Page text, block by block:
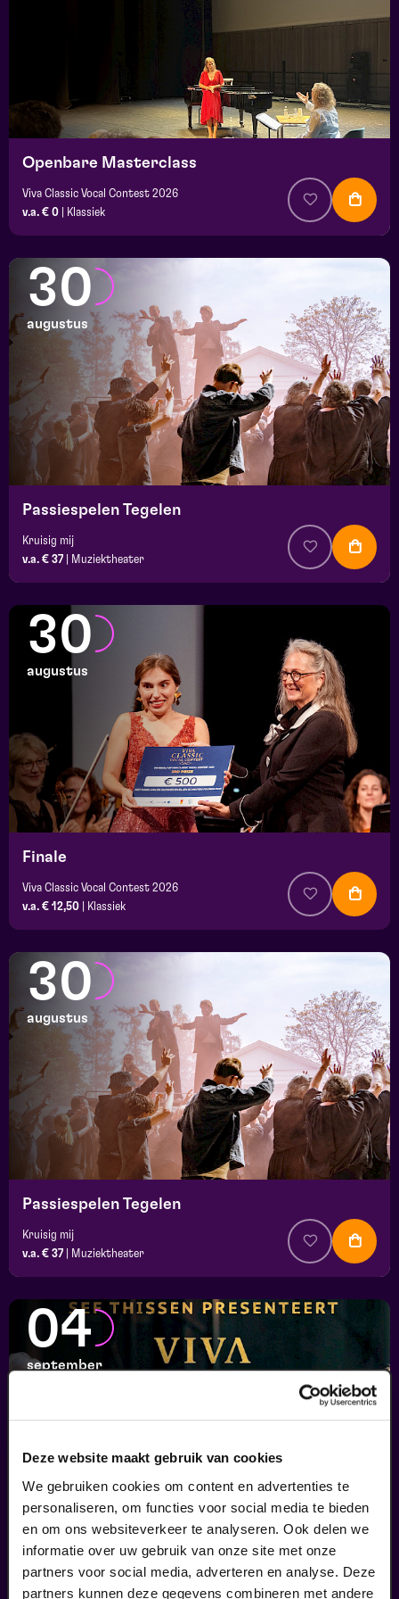
Deze website maakt gebruik van cookies
We gebruiken cookies om content en advertenties te
personaliseren, om functies voor social media te bieden
en om ons websiteverkeer te analyseren. Ook delen we
informatie over uw gebruik van onze site met onze
partners voor social media, adverteren en analyse. Deze
partners kunnen deze gegevens combineren met andere
Openbare Masterclass
Viva Classic Vocal Contest 2026
v.a. € 0
Klassiek
30
augustus
Passiespelen Tegelen
Kruisig mij
v.a. € 37
Muziektheater
30
augustus
Finale
Viva Classic Vocal Contest 2026
v.a. € 12,50
Klassiek
30
augustus
Passiespelen Tegelen
Kruisig mij
v.a. € 37
Muziektheater
04
september
Viva Classic Live
FilmMuziek